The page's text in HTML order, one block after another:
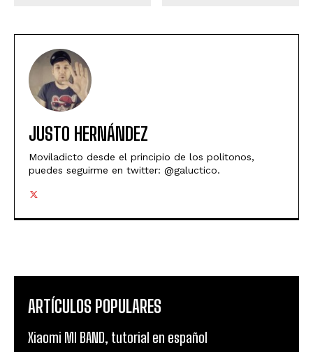
JUSTO HERNÁNDEZ
Moviladicto desde el principio de los politonos,
puedes seguirme en twitter: @galuctico.
ARTÍCULOS POPULARES
Xiaomi MI BAND, tutorial en español